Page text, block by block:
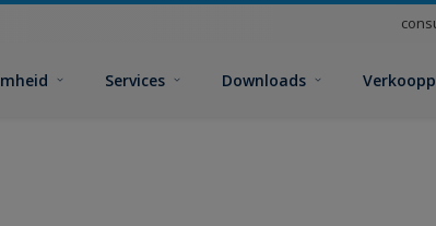
Services Downloads